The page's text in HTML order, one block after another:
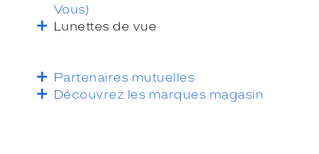
Vous)
Lunettes de vue
Partenaires mutuelles
Découvrez les marques magasin